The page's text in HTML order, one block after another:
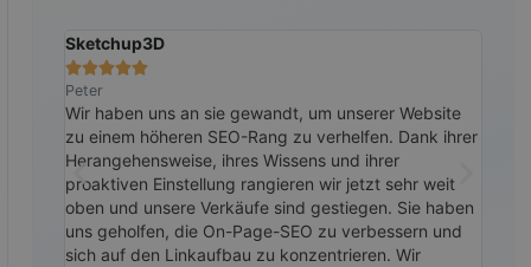
Sketchup3D

Peter
Wir haben uns an sie gewandt, um unserer Website
zu einem höheren SEO-Rang zu verhelfen. Dank ihrer
Herangehensweise, ihres Wissens und ihrer
proaktiven Einstellung rangieren wir jetzt sehr weit
oben und unsere Verkäufe sind gestiegen. Sie haben
uns geholfen, die On-Page-SEO zu verbessern und
sich auf den Linkaufbau zu konzentrieren. Wir